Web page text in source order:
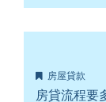
錙銖必較
可辦信貸
如果信用分
不佳，導致
過，房貸
房屋貸款
房貸流程要